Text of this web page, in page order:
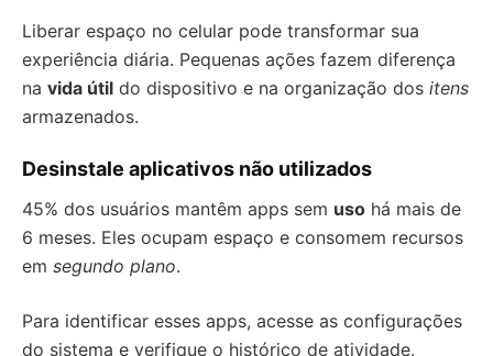
Liberar espaço no celular pode transformar sua
experiência diária. Pequenas ações fazem diferença
na vida útil do dispositivo e na organização dos itens
armazenados.
Desinstale aplicativos não utilizados
45% dos usuários mantêm apps sem uso há mais de
6 meses. Eles ocupam espaço e consomem recursos
em segundo plano.
Para identificar esses apps, acesse as configurações
do sistema e verifique o histórico de atividade.